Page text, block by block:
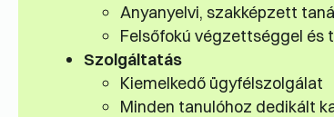
Anyanyelvi, szakképzett
Felsőfokú végzettséggel és
Szolgáltatás
Kiemelkedő ügyfélszolgálat
Minden tanulóhoz dedikált